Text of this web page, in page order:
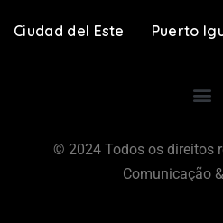
Ciudad del Este Puerto
© 2024 Todos os direitos
Comunicação